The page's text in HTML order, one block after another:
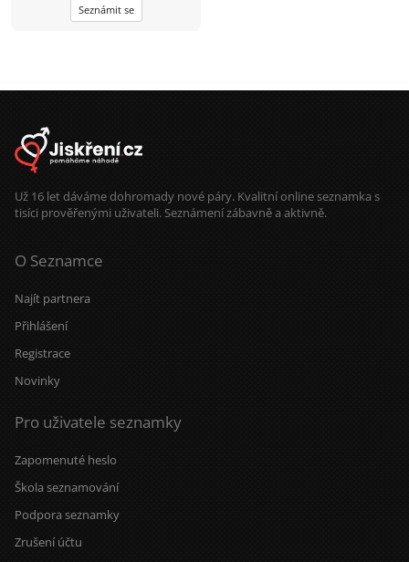
Seznámit se
Už 16 let dáváme dohromady nové páry. Kvalitní online seznamka s
tisíci prověřenými uživateli. Seznámení zábavně a aktivně.
O Seznamce
Najít partnera
Přihlášení
Registrace
Novinky
Pro uživatele seznamky
Zapomenuté heslo
Škola seznamování
Podpora seznamky
Zrušení účtu